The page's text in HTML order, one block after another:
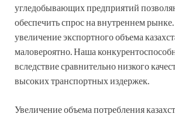
угледобывающих предприятий
обеспечить спрос на внутреннем
увеличение экспортного объема
маловероятно. Наша
вследствие сравнительно низкого
высоких транспортных издержек.
Увеличение объема потребления